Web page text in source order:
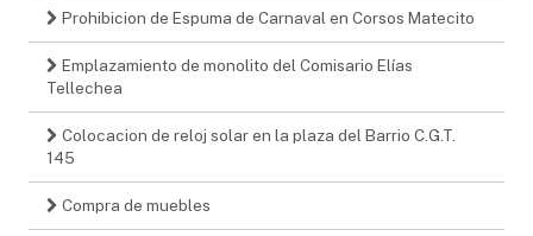
Prohibicion de Espuma de Carnaval en Corsos Matecito
Emplazamiento de monolito del Comisario Elías
Tellechea
Colocacion de reloj solar en la plaza del Barrio C.G.T.
145
Compra de muebles